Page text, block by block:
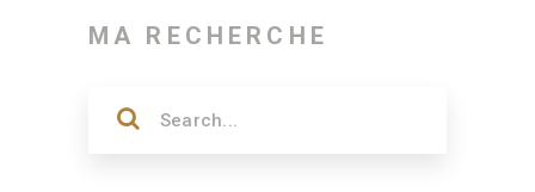
MA RECHERCHE